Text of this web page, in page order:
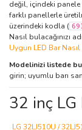
değil, içindeki
farklı panellerle
üzerindeki kodla (
Nasıl bulacağınızı
Uygun LED Bar
Modelinizi listede
girin; uyumlu barı
32 inç LG
LG 32LJ510U /